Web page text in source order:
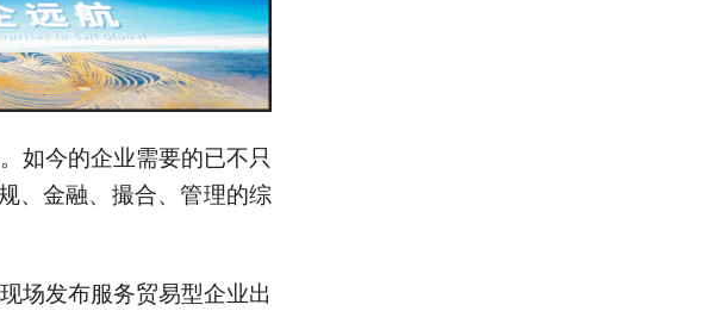
如今的企业需要的已不只
、金融、撮合、管理的综
场发布服务贸易型企业出